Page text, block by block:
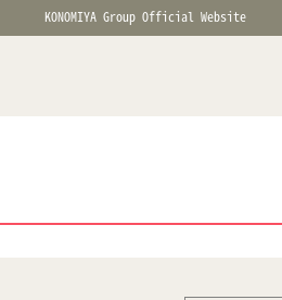
KONOMIYA Group Official Website